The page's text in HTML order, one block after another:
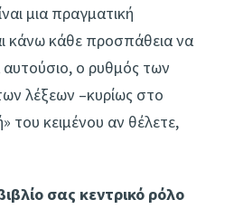
μια πραγματική
κάνω κάθε προσπάθεια να
ο ρυθμός των
λέξεων –κυρίως στο
του κειμένου αν θέλετε,
σας κεντρικό ρόλο